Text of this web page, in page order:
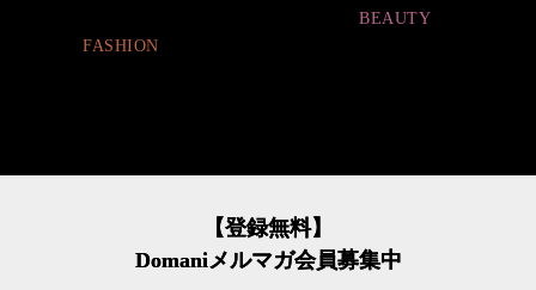
FASHION
BEAUTY
【登録無料】
Domaniメルマガ会員募集中